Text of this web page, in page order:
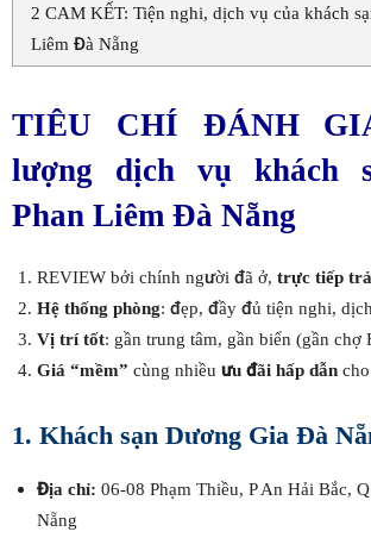
2 CAM KẾT: Tiện nghi, dịch vụ của khách
Liêm Đà Nẵng
TIÊU CHÍ ĐÁNH
lượng
dịch vụ khách
Phan Liêm Đà Nẵng
REVIEW bởi chính người đã ở, trực tiếp
Hệ thống phòng: đẹp, đầy đủ tiện nghi,
Vị trí tốt: gần trung tâm, gần biển (gần
Giá “mềm” cùng nhiều ưu đãi hấp dẫn
1. Khách sạn Dương Gia Đà
Địa chỉ: 06-08 Phạm Thiều, P An Hải Bắc,
Nẵng